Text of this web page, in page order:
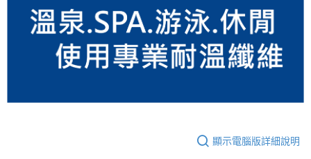
顯示電腦版詳細說明